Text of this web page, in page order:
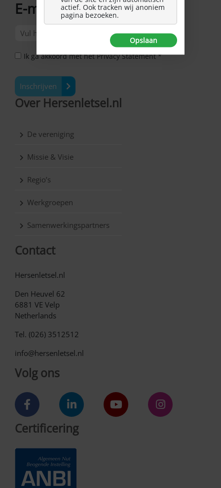
E-mailadres*
Ik ga akkoord met het Privacy Statement *
Inschrijven
Over Hersenletsel.nl
De vereniging
Missie & Visie
Regio’s
Werkgroepen
Samenwerkingspartners
Contact
Hersenletsel.nl
Den Heuvel 62
6881 VE Velp
Netherlands
Tel. (026) 3512512
info@hersenletsel.nl
Volg ons
Certificering
actief. Ook tracken wij anoniem
pagina bezoeken.
Opslaan